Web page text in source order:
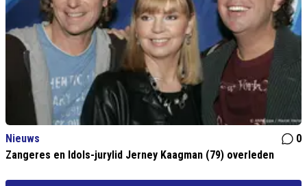
Nieuws
0
Zangeres en Idols-jurylid Jerney Kaagman (79) overleden